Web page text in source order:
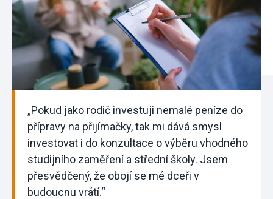
„Pokud jako rodič investuji nemalé peníze do
přípravy na přijímačky, tak mi dává smysl
investovat i do konzultace o výběru vhodného
studijního zaměření a střední školy. Jsem
přesvědčený, že obojí se mé dceři v
budoucnu vrátí.“